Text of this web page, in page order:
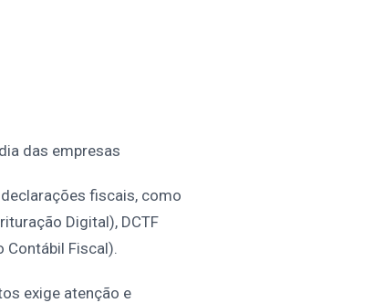
das empresas
fiscais, como
Digital), DCTF
Contábil Fiscal).
exige atenção e